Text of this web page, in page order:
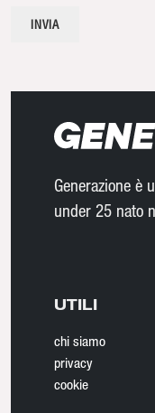
Generazione è
under 25 nato
UTILI
chi siamo
privacy
cookie